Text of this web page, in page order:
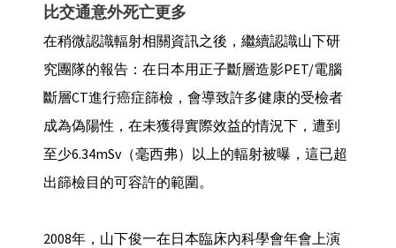
比交通意外死亡更多
在稍微認識輻射相關資訊之後，繼續認識山下研
究團隊的報告：在日本用正子斷層造影PET/電腦
斷層CT進行癌症篩檢，會導致許多健康的受檢者
成為偽陽性，在未獲得實際效益的情況下，遭到
至少6.34mSv（毫西弗）以上的輻射被曝，這已超
出篩檢目的可容許的範圍。
2008年，山下俊一在日本臨床內科學會年會上演